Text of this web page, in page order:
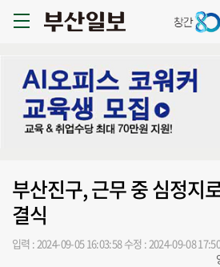
부산진구, 근무 중 심정지
결식
입력 : 2024-09-05 16:03:58수정 : 2024-09-08